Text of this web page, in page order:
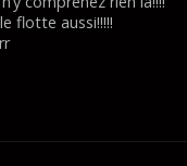
flotte aussi!!!!!